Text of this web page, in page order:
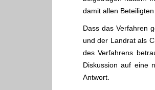
damit allen
Dass das Verfahren
und der Landrat als
des Verfahrens
Diskussion auf eine
Antwort.